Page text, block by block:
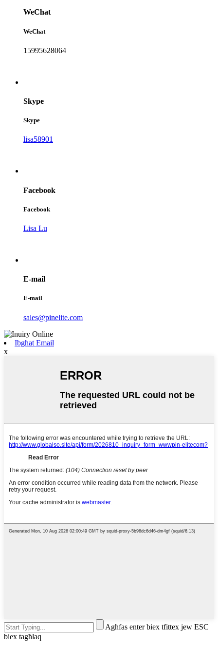
WeChat
WeChat
15995628064
Skype
Skype
lisa58901
Facebook
Facebook
Lisa Lu
E-mail
E-mail
sales@pinelite.com
Ibgħat Email
x
Agħfas enter biex tfittex jew ESC
biex tagħlaq